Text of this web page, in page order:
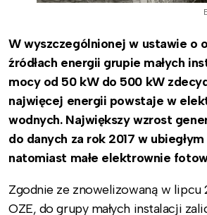
W wyszczególnionej w ustawie o
źródłach energii grupie małych
mocy od 50 kW do 500 kW
najwięcej energii powstaje w
wodnych. Największy wzrost
do danych za rok 2017 w
natomiast małe elektrownie
Zgodnie ze znowelizowaną w lipcu
OZE, do grupy małych instalacji